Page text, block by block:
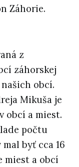
Záhorie.
z
záhorskej
obcí.
Mikuša je
obcí a miest.
počtu
byť cca 16
miest a obcí